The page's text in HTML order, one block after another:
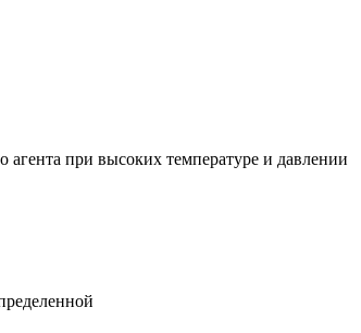
при высоких температуре и давлении